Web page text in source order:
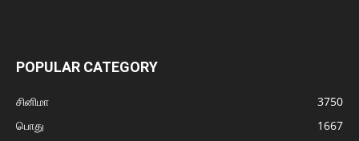
POPULAR CATEGORY
சினிமா
3750
பொது
1667